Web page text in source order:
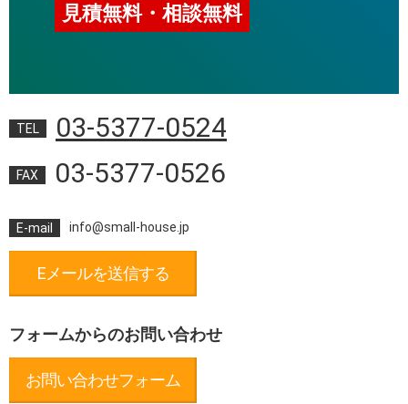
見積無料・相談無料
TEL 03-5377-0524
FAX 03-5377-0526
E-mail info@small-house.jp
Eメールを送信する
フォームからのお問い合わせ
お問い合わせフォーム